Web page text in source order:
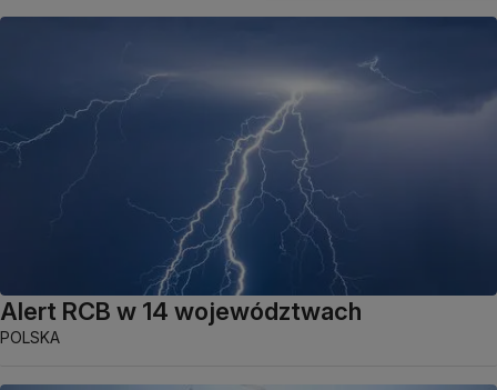
Alert RCB w 14 województwach
POLSKA